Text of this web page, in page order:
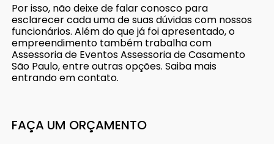
Por isso, não deixe de falar conosco para
esclarecer cada uma de suas dúvidas com nossos
funcionários. Além do que já foi apresentado, o
empreendimento também trabalha com
Assessoria de Eventos Assessoria de Casamento
São Paulo, entre outras opções. Saiba mais
entrando em contato.
FAÇA UM ORÇAMENTO